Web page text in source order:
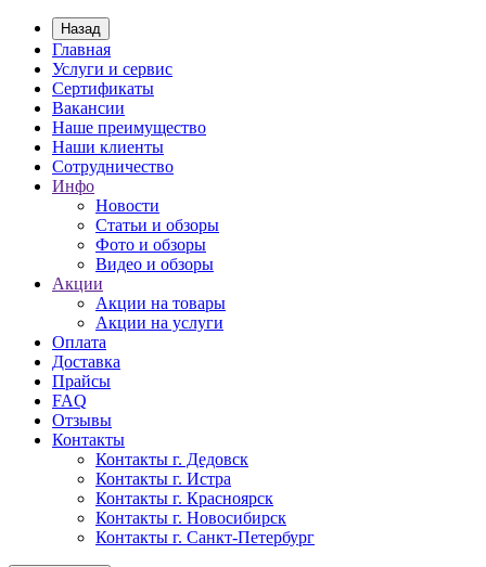
Назад
Главная
Услуги и сервис
Сертификаты
Вакансии
Наше преимущество
Наши клиенты
Сотрудничество
Инфо
Новости
Статьи и обзоры
Фото и обзоры
Видео и обзоры
Акции
Акции на товары
Акции на услуги
Оплата
Доставка
Прайсы
FAQ
Отзывы
Контакты
Контакты г. Дедовск
Контакты г. Истра
Контакты г. Красноярск
Контакты г. Новосибирск
Контакты г. Санкт-Петербург